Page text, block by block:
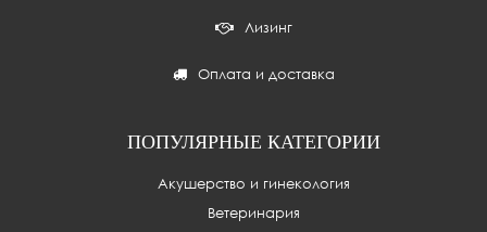
Лизинг
Оплата и доставка
ПОПУЛЯРНЫЕ КАТЕГОРИИ
Акушерство и гинекология
Ветеринария